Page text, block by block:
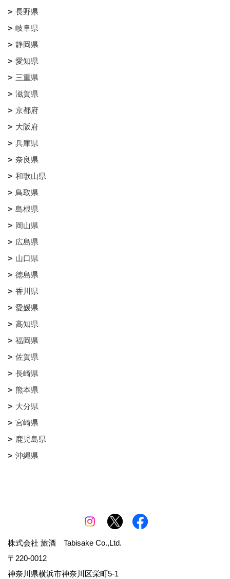
長野県
岐阜県
静岡県
愛知県
三重県
滋賀県
京都府
大阪府
兵庫県
奈良県
和歌山県
鳥取県
島根県
岡山県
広島県
山口県
徳島県
香川県
愛媛県
高知県
福岡県
佐賀県
長崎県
熊本県
大分県
宮崎県
鹿児島県
沖縄県
株式会社 旅酒 Tabisake Co.,Ltd.
〒220-0012
神奈川県横浜市神奈川区栄町5-1